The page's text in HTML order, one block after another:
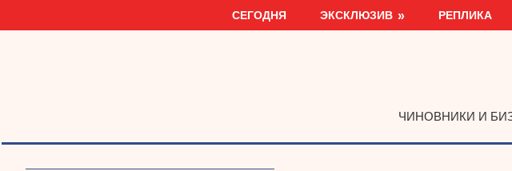
СЕГОДНЯ ЭКСКЛЮЗИВ РЕПЛИКА
ЧИНОВНИКИ И